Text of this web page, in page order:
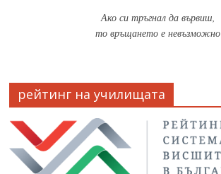
Ако си тръгнал да вървиш,
то връщането е невъзможно
рейтинг на училищата